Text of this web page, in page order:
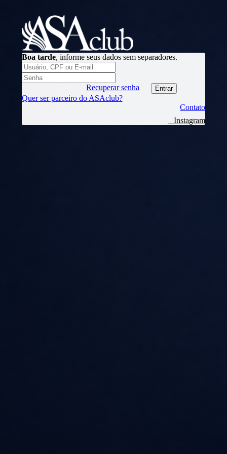
Boa tarde, informe seus dados sem separadores.
Recuperar senha
Quer ser parceiro do ASAclub?
Contato
Instagram